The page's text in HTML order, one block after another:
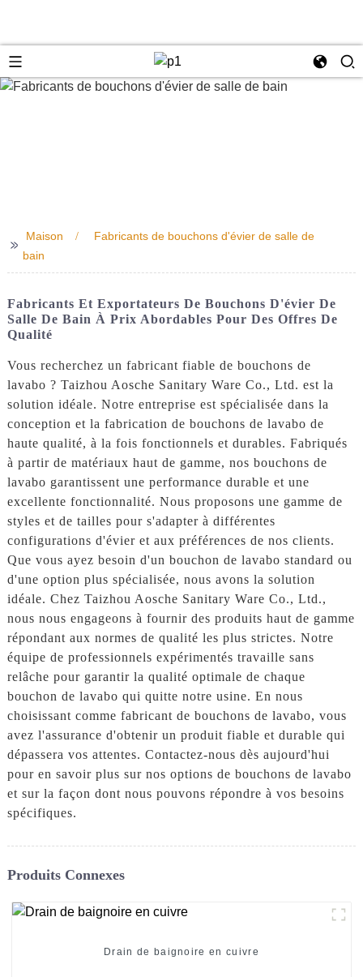
>>
Maison
Fabricants de bouchons d'évier de salle de
bain
Fabricants Et Exportateurs De Bouchons D'évier De
Salle De Bain À Prix Abordables Pour Des Offres De
Qualité
Vous recherchez un fabricant fiable de bouchons de
lavabo ? Taizhou Aosche Sanitary Ware Co., Ltd. est la
solution idéale. Notre entreprise est spécialisée dans la
conception et la fabrication de bouchons de lavabo de
haute qualité, à la fois fonctionnels et durables. Fabriqués
à partir de matériaux haut de gamme, nos bouchons de
lavabo garantissent une performance durable et une
excellente fonctionnalité. Nous proposons une gamme de
styles et de tailles pour s'adapter à différentes
configurations d'évier et aux préférences de nos clients.
Que vous ayez besoin d'un bouchon de lavabo standard ou
d'une option plus spécialisée, nous avons la solution
idéale. Chez Taizhou Aosche Sanitary Ware Co., Ltd.,
nous nous engageons à fournir des produits haut de gamme
répondant aux normes de qualité les plus strictes. Notre
équipe de professionnels expérimentés travaille sans
relâche pour garantir la qualité optimale de chaque
bouchon de lavabo qui quitte notre usine. En nous
choisissant comme fabricant de bouchons de lavabo, vous
avez l'assurance d'obtenir un produit fiable et durable qui
dépassera vos attentes. Contactez-nous dès aujourd'hui
pour en savoir plus sur nos options de bouchons de lavabo
et sur la façon dont nous pouvons répondre à vos besoins
spécifiques.
Produits Connexes
Drain de baignoire en cuivre